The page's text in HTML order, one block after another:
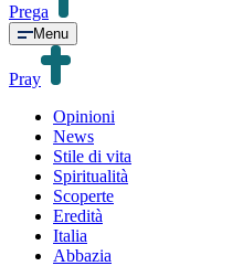
Prega
Menu
Pray
Opinioni
News
Stile di vita
Spiritualità
Scoperte
Eredità
Italia
Abbazia